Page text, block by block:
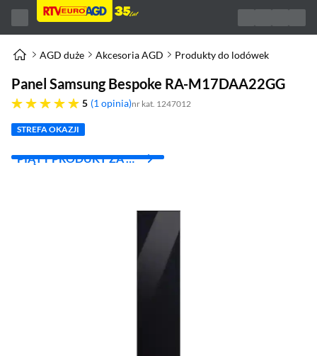
AGD duże Akcesoria AGD Produkty do lodówek
Panel Samsung Bespoke RA-M17DAA22GG
5
pięć gwiazdek 1 opinia nr kat. 1247012
STREFA OKAZJI
PIĄTY PRODUKT ZA 1